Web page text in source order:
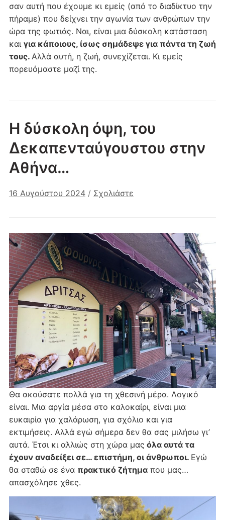
σαν αυτή που έχουμε κι εμείς (από το διαδίκτυο την
πήραμε) που δείχνει την αγωνία των ανθρώπων την
ώρα της φωτιάς. Ναι, είναι μια δύσκολη κατάσταση
και για κάποιους, ίσως σημάδεψε για πάντα τη ζωή
τους. Αλλά αυτή, η ζωή, συνεχίζεται. Κι εμείς
πορευόμαστε μαζί της.
Η δύσκολη όψη, του
Δεκαπενταύγουστου στην
Αθήνα…
16 Αυγούστου 2024 / Σχολιάστε
Θα ακούσατε πολλά για τη χθεσινή μέρα. Λογικό
είναι. Μια αργία μέσα στο καλοκαίρι, είναι μια
ευκαιρία για χαλάρωση, για σχόλιο και για
εκτιμήσεις. Αλλά εγώ σήμερα δεν θα σας μιλήσω γι’
αυτά. Έτσι κι αλλιώς στη χώρα μας όλα αυτά τα
έχουν αναδείξει σε… επιστήμη, οι άνθρωποι. Εγώ
θα σταθώ σε ένα πρακτικό ζήτημαπου μας…
απασχόλησε χθες.